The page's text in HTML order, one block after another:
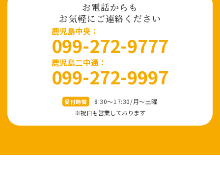
お電話からも
お気軽にご連絡ください
⿅児島中央：
099-272-9777
鹿児島二中通：
099-272-9997
受付時間
8:30～17:30/⽉〜⼟曜
※祝⽇も営業しております